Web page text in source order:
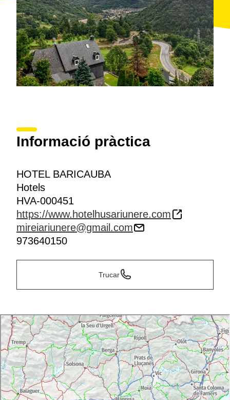
Informació pràctica
HOTEL BARICAUBA
Hotels
HVA-000451
https://www.hotelhusariunere.com
mireiariunere@gmail.com
973640150
Trucar